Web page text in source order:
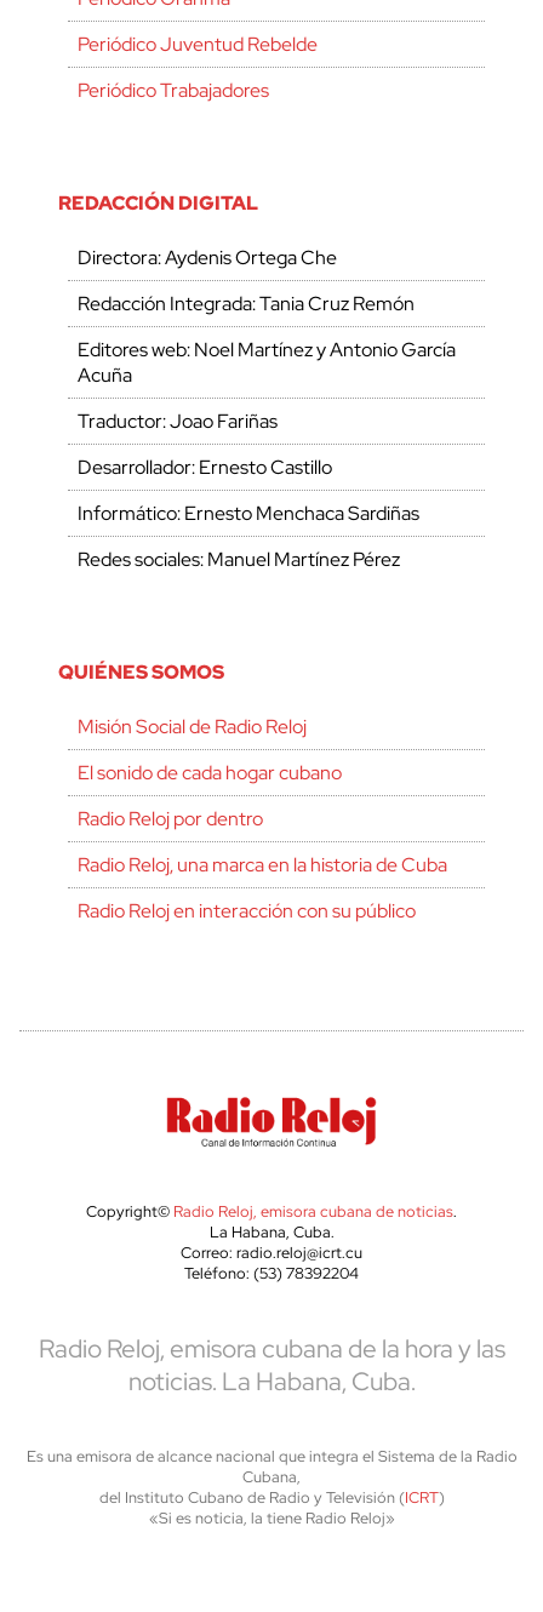
Periódico Juventud Rebelde
Periódico Trabajadores
REDACCIÓN DIGITAL
Directora: Aydenis Ortega Che
Redacción Integrada: Tania Cruz Remón
Editores web: Noel Martínez y Antonio García
Acuña
Traductor: Joao Fariñas
Desarrollador: Ernesto Castillo
Informático: Ernesto Menchaca Sardiñas
Redes sociales: Manuel Martínez Pérez
QUIÉNES SOMOS
Misión Social de Radio Reloj
El sonido de cada hogar cubano
Radio Reloj por dentro
Radio Reloj, una marca en la historia de Cuba
Radio Reloj en interacción con su público
Copyright© Radio Reloj, emisora cubana de noticias.
La Habana, Cuba.
Correo: radio.reloj@icrt.cu
Teléfono: (53) 78392204
Radio Reloj, emisora cubana de la hora y las
noticias. La Habana, Cuba.
Es una emisora de alcance nacional que integra el Sistema de la Radio
Cubana,
del Instituto Cubano de Radio y Televisión (ICRT)
«Si es noticia, la tiene Radio Reloj»